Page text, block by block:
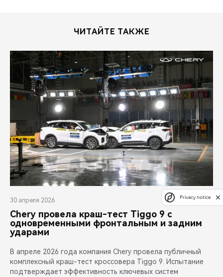
ЧИТАЙТЕ ТАКЖЕ
30 апреля 2026
Chery провела краш-тест Tiggo 9 с
одновременными фронтальным и задним
ударами
В апреле 2026 года компания Chery провела публичный
комплексный краш-тест кроссовера Tiggo 9. Испытание
подтверждает эффективность ключевых систем
Privacy notice